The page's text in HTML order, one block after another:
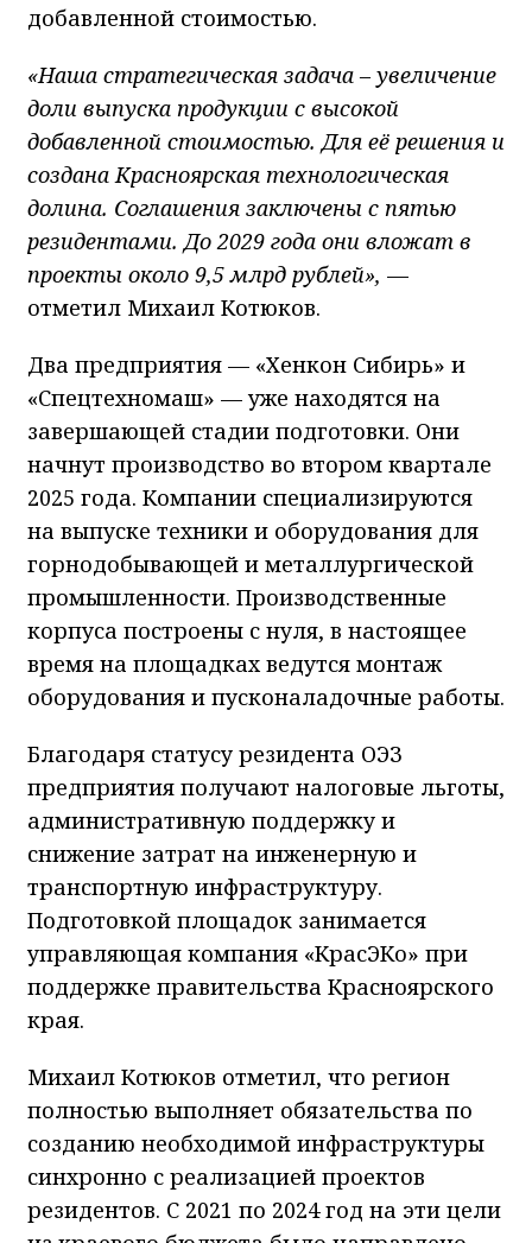
добавленной стоимостью.
«Наша стратегическая задача – увеличение
доли выпуска продукции с высокой
добавленной стоимостью. Для её решения и
создана Красноярская технологическая
долина. Соглашения заключены с пятью
резидентами. До 2029 года они вложат в
проекты около 9,5 млрд рублей», —
отметил Михаил Котюков.
Два предприятия — «Хенкон Сибирь» и
«Спецтехномаш» — уже находятся на
завершающей стадии подготовки. Они
начнут производство во втором квартале
2025 года. Компании специализируются
на выпуске техники и оборудования для
горнодобывающей и металлургической
промышленности. Производственные
корпуса построены с нуля, в настоящее
время на площадках ведутся монтаж
оборудования и пусконаладочные работы.
Благодаря статусу резидента ОЭЗ
предприятия получают налоговые льготы,
административную поддержку и
снижение затрат на инженерную и
транспортную инфраструктуру.
Подготовкой площадок занимается
управляющая компания «КрасЭКо» при
поддержке правительства Красноярского
края.
Михаил Котюков отметил, что регион
полностью выполняет обязательства по
созданию необходимой инфраструктуры
синхронно с реализацией проектов
резидентов. С 2021 по 2024 год на эти цели